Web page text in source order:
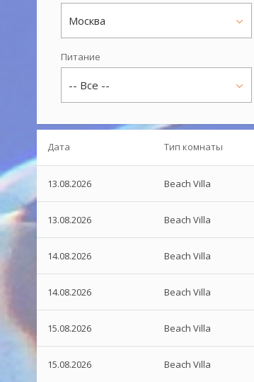
Москва
Питание
-- Все --
Дата Тип комнаты
13.08.2026 Beach Villa
13.08.2026 Beach Villa
14.08.2026 Beach Villa
14.08.2026 Beach Villa
15.08.2026 Beach Villa
15.08.2026 Beach Villa